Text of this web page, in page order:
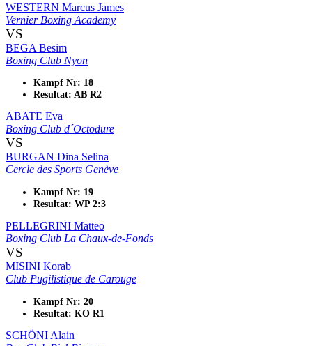
WESTERN Marcus James
Vernier Boxing Academy
VS
BEGA Besim
Boxing Club Nyon
Kampf Nr: 18
Resultat: AB R2
ABATE Eva
Boxing Club d´Octodure
VS
BURGAN Dina Selina
Cercle des Sports Genève
Kampf Nr: 19
Resultat: WP 2:3
PELLEGRINI Matteo
Boxing Club La Chaux-de-Fonds
VS
MISINI Korab
Club Pugilistique de Carouge
Kampf Nr: 20
Resultat: KO R1
SCHÖNI Alain